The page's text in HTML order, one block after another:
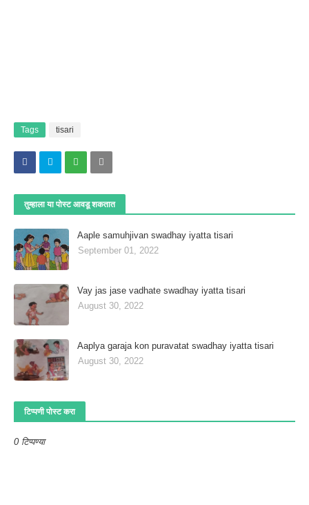
Tags tisari
तुम्‍हाला या पोस्‍ट आवडू शकतात
Aaple samuhjivan swadhay iyatta tisari
September 01, 2022
Vay jas jase vadhate swadhay iyatta tisari
August 30, 2022
Aaplya garaja kon puravatat swadhay iyatta tisari
August 30, 2022
टिप्पणी पोस्ट करा
0 टिप्पण्या